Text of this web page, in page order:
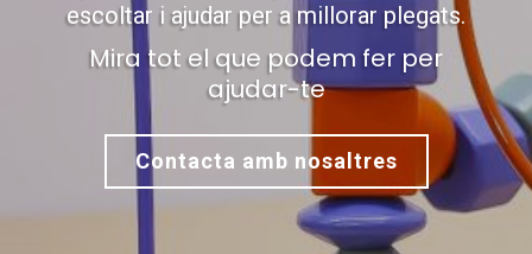
escoltar i ajudar per a millorar plegats.
Mira tot el que podem fer per
ajudar-te
Contacta amb nosaltres